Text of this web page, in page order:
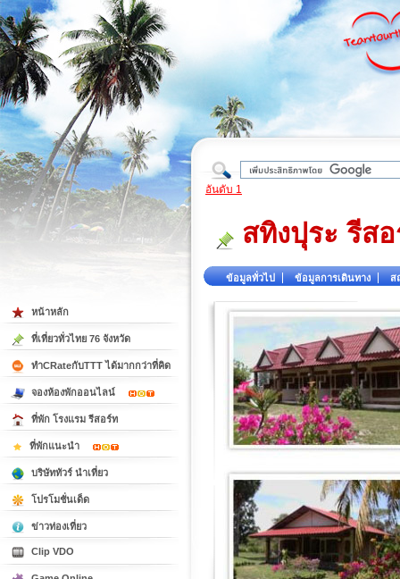
ต้
อันดับ 1
สทิงปุระ รีส
ข้อมูลทั่วไป ข้อมูลการเดินทาง ส
หน้าหลัก
ที่เที่ยวทั่วไทย 76 จังหวัด
ทำCRateกับTTT ได้มากกว่าที่คิด
จองห้องพักออนไลน์
ที่พัก โรงแรม รีสอร์ท
ที่พักแนะนำ
บริษัททัวร์ นำเที่ยว
โปรโมชั่นเด็ด
ข่าวท่องเที่ยว
Clip VDO